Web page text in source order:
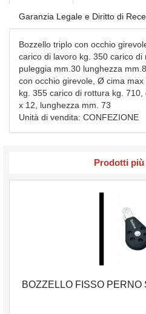
Garanzia Legale e Diritto di
Bozzello triplo con occhio
carico di lavoro kg. 350 carico
puleggia mm.30 lunghezza
con occhio girevole, Ø cima
kg. 355 carico di rottura kg.
x 12, lunghezza mm. 73
Unità di vendita: CONFEZIONE
Prodotti
BOZZELLO FISSO PERNO